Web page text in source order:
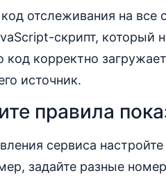
отслеживания на
скрипт, который
код корректно
источник.
правила
сервиса
задайте разные